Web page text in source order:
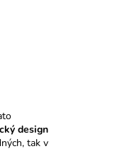
design
tak v